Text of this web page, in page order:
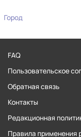
Город
FAQ
Пользовательское
Обратная связь
Контакты
Редакционная
Правила применения